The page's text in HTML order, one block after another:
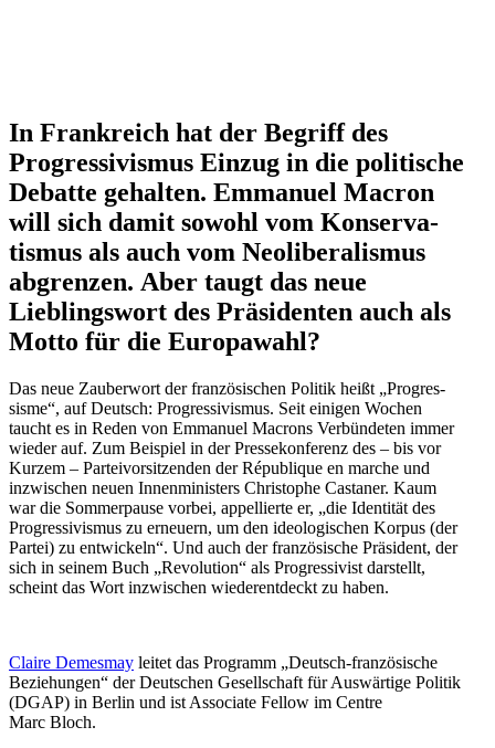
In Frank­reich hat der Begriff des
Progres­si­vismus Einzug in die politische
Debatte gehalten. Emmanuel Macron
will sich damit sowohl vom Konser­va­
tismus als auch vom Neoli­be­ra­lismus
abgrenzen. Aber taugt das neue
Lieblingswort des Präsi­denten auch als
Motto für die Europawahl?
Das neue Zauberwort der franzö­si­schen Politik heißt „Progres­
sisme“, auf Deutsch: Progres­si­vismus. Seit einigen Wochen
taucht es in Reden von Emmanuel Macrons Verbün­deten immer
wieder auf. Zum Beispiel in der Presse­kon­ferenz des – bis vor
Kurzem – Partei­vor­sit­zenden der République en marche und
inzwi­schen neuen Innen­mi­nisters Chris­tophe Castaner. Kaum
war die Sommer­pause vorbei, appel­lierte er, „die Identität des
Progres­si­vismus zu erneuern, um den ideolo­gi­schen Korpus (der
Partei) zu entwi­ckeln“. Und auch der franzö­sische Präsident, der
sich in seinem Buch „Revolution“ als Progres­sivist darstellt,
scheint das Wort inzwi­schen wieder­ent­deckt zu haben.
Claire Demesmay leitet das Programm „Deutsch-franzö­sische
Bezie­hungen“ der Deutschen Gesell­schaft für Auswärtige Politik
(DGAP) in Berlin und ist Associate Fellow im Centre
Marc Bloch.